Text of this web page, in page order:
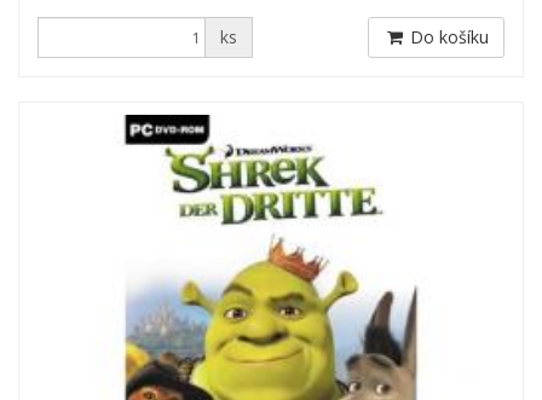
ks Do košíku